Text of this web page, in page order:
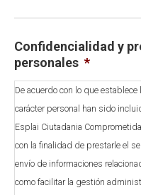
Confidencialidad y
personales *
De acuerdo con lo que
carácter personal han sido
Esplai Ciutadania
con la finalidad de prestarle el
envío de informaciones
como facilitar la gestión